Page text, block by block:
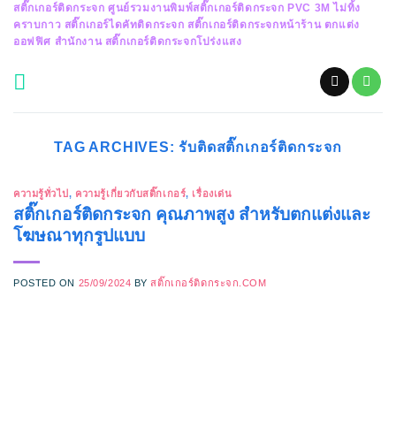
Skipสติ๊กเกอร์ติดกระจก ศูนย์รวมงานพิมพ์สติ๊กเกอร์ติดกระจก PVC 3M ไม่ทิ้ง
คราบกาว สติ๊กเกอร์ไดคัทติดกระจก สติ๊กเกอร์ติดกระจกหน้าร้าน ตกแต่ง
ออฟฟิศ สำนักงาน สติ๊กเกอร์ติดกระจกโปร่งแสง
TAG ARCHIVES: รับติดสติ๊กเกอร์ติดกระจก
ความรู้ทั่วไป, ความรู้เกี่ยวกับสติ๊กเกอร์, เรื่องเด่น
สติ๊กเกอร์ติดกระจก คุณภาพสูง สำหรับตกแต่งและ
โฆษณาทุกรูปแบบ
POSTED ON 25/09/2024 BYสติ๊กเกอร์ติดกระจก.COM